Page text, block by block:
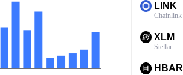
LINK
Chainlink
XLM
Stellar
HBAR